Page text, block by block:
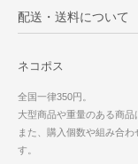
配送・送料について
ネコポス
全国一律350円。
大型商品や重量のある商品
また、購入個数や組み合
す。